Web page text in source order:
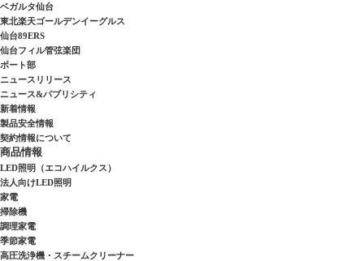
ベガルタ仙台
東北楽天ゴールデンイーグルス
仙台89ERS
仙台フィル管弦楽団
ボート部
ニュースリリース
ニュース&パブリシティ
新着情報
製品安全情報
契約情報について
商品情報
LED照明（エコハイルクス）
法人向けLED照明
家電
掃除機
調理家電
季節家電
高圧洗浄機・スチームクリーナー